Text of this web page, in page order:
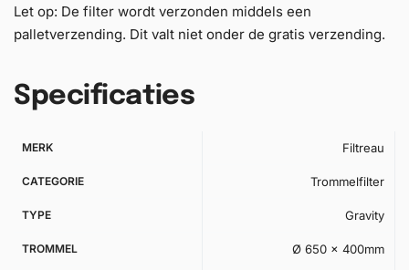
Let op: De filter wordt verzonden middels een
palletverzending. Dit valt niet onder de gratis verzending.
Specificaties
MERK Filtreau
CATEGORIE Trommelfilter
TYPE Gravity
TROMMEL Ø 650 x 400mm